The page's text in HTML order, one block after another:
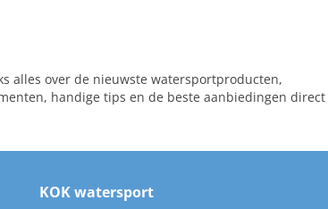
alles over de nieuwste watersportproducten,
handige tips en de beste aanbiedingen direct
KOK watersport